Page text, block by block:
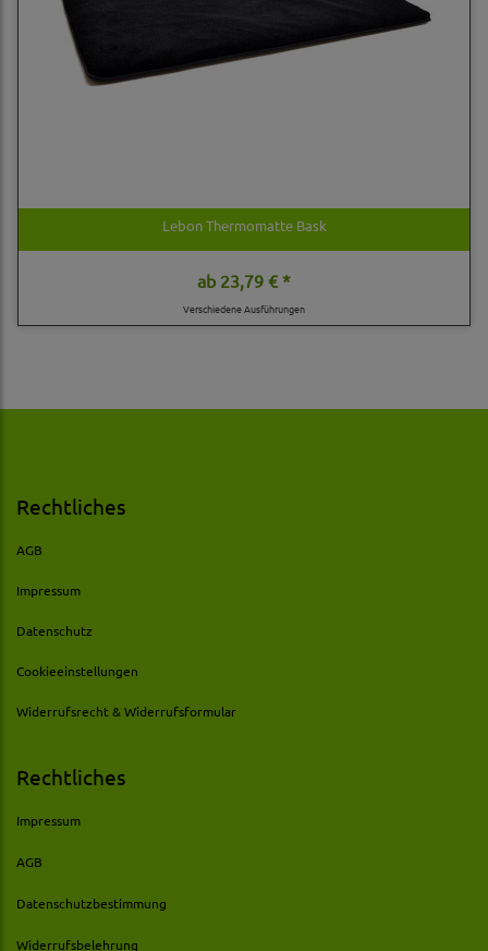
Lebon Thermomatte Bask
ab23,79 € *
Verschiedene Ausführungen
Rechtliches
AGB
Impressum
Datenschutz
Cookieeinstellungen
Widerrufsrecht & Widerrufsformular
Rechtliches
Impressum
AGB
Datenschutzbestimmung
Widerrufsbelehrung